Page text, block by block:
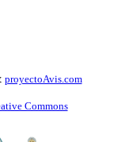
proyectoAvis.com
Commons